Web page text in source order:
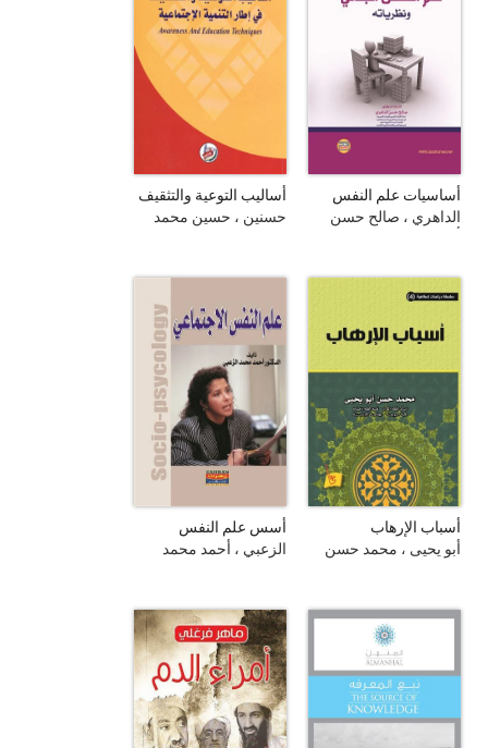
أساسيات علم النفس
الجنائي ونظرياته
الداهري ، صالح حسن
أساليب التوعية والتثقيف
في إطار التنمية
حسنين ، حسين محمد
أسباب الإرهاب
أبو يحيى ، محمد حسن
أسس علم النفس
الاجتماعي
الزعبي ، أحمد محمد